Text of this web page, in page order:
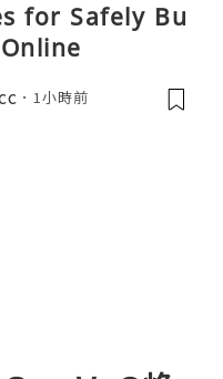
for Safely Bu
1小時前